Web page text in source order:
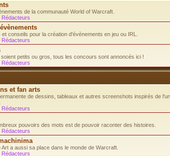
de la communauté World of Warcraft.
Rédacteurs
conseils pour la création d'évènements en jeu ou IRL.
Rédacteurs
petits ou gros, tous les concours sont annoncés ici !
Rédacteurs
et fan arts
de dessins, tableaux et autres screenshots inspirés de
Rédacteurs
pouvoirs des mots est de pouvoir raconter des histoires.
Rédacteurs
Art a aussi sa place dans le monde de Warcraft.
Rédacteurs